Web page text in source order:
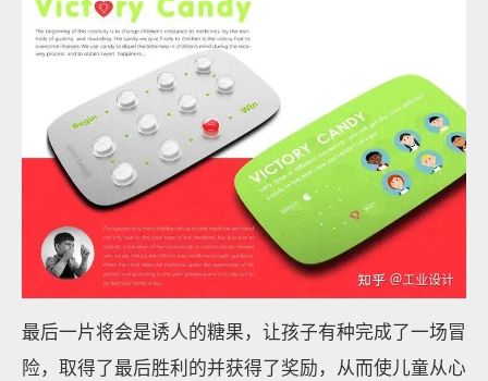
最后一片将会是诱人的糖果，让孩子有种完成了一场冒
险，取得了最后胜利的并获得了奖励，从而使儿童从心